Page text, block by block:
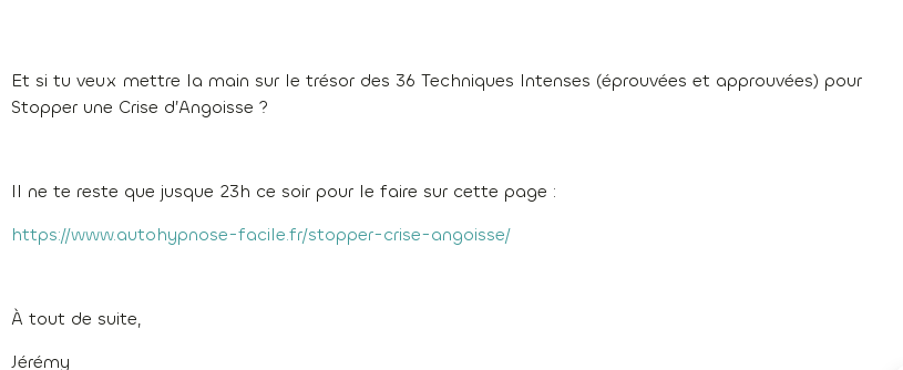
Et si tu veux mettre la main sur le trésor des 36 Techniques Intenses (éprouvées et approuvées) pour
Stopper une Crise d’Angoisse ?
Il ne te reste que jusque 23h ce soir pour le faire sur cette page :
https://www.autohypnose-facile.fr/stopper-crise-angoisse/
À tout de suite,
Jérémy